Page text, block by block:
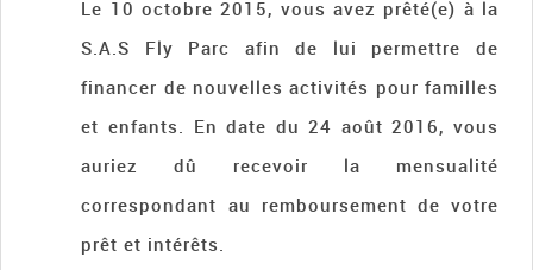
Le 10 octobre 2015, vous avez prêté(e) à la
S.A.S Fly Parc afin de lui permettre de
financer de nouvelles activités pour familles
et enfants. En date du 24 août 2016, vous
auriez dû recevoir la mensualité
correspondant au remboursement de votre
prêt et intérêts.